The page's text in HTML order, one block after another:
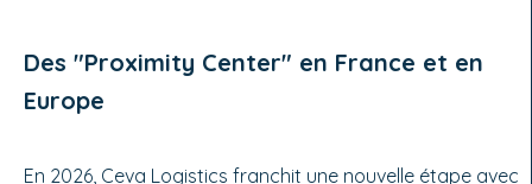
Des "Proximity Center" en France et en
Europe
En 2026, Ceva Logistics franchit une nouvelle étape avec